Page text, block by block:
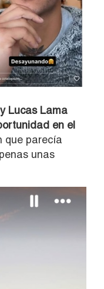
Lucas Lama
en el
que parecía
unas